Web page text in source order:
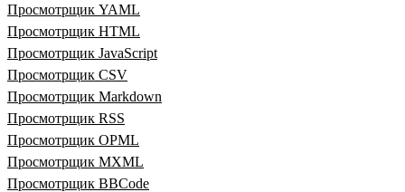
Просмотрщик YAML
Просмотрщик HTML
Просмотрщик JavaScript
Просмотрщик CSV
Просмотрщик Markdown
Просмотрщик RSS
Просмотрщик OPML
Просмотрщик MXML
Просмотрщик BBCode